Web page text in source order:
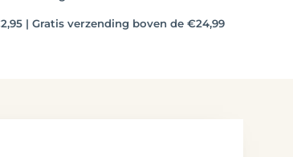
| Gratis verzending boven de €24,99